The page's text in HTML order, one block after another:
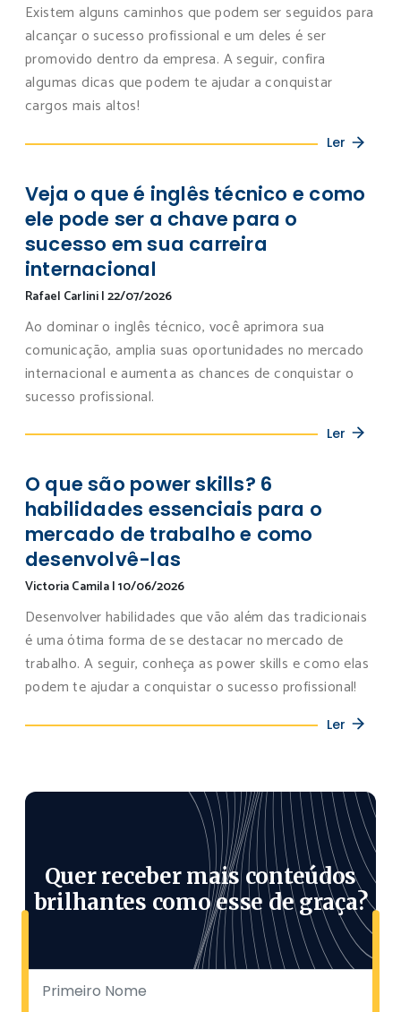
Existem alguns caminhos que podem ser seguidos para
alcançar o sucesso profissional e um deles é ser
promovido dentro da empresa. A seguir, confira
algumas dicas que podem te ajudar a conquistar
cargos mais altos!
Ler
Veja o que é inglês técnico e como
ele pode ser a chave para o
sucesso em sua carreira
internacional
Rafael Carlini|22/07/2026
Ao dominar o inglês técnico, você aprimora sua
comunicação, amplia suas oportunidades no mercado
internacional e aumenta as chances de conquistar o
sucesso profissional.
Ler
O que são power skills? 6
habilidades essenciais para o
mercado de trabalho e como
desenvolvê-las
Victoria Camila|10/06/2026
Desenvolver habilidades que vão além das tradicionais
é uma ótima forma de se destacar no mercado de
trabalho. A seguir, conheça as power skills e como elas
podem te ajudar a conquistar o sucesso profissional!
Ler
Quer receber mais conteúdos
brilhantes como esse de graça?